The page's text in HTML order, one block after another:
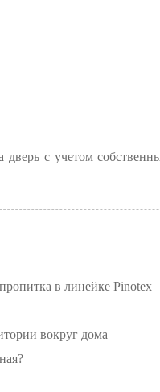
с учетом
в линейке Pinotex
вокруг дома